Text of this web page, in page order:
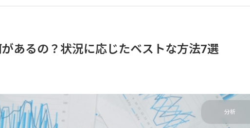
あるの？状況に応じたベストな方法7選
分析